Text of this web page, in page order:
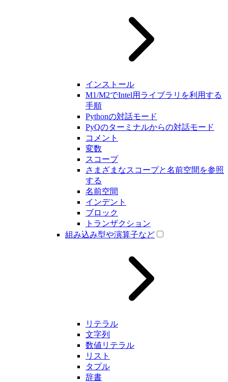
インストール
M1/M2でIntel用ライブラリを利用する
手順
Pythonの対話モード
PyQのターミナルからの対話モード
コメント
変数
スコープ
さまざまなスコープと名前空間を参照
する
名前空間
インデント
ブロック
トランザクション
組み込み型や演算子など
リテラル
文字列
数値リテラル
リスト
タプル
辞書